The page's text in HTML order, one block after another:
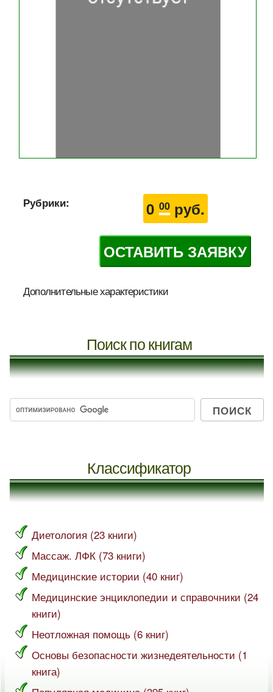
0 00руб.
ОСТАВИТЬ ЗАЯВКУ
Рубрики:
Дополнительные характеристики
Поиск по книгам
Классификатор
Диетология (23 книги)
Массаж. ЛФК (73 книги)
Медицинские истории (40 книг)
Медицинские энциклопедии и справочники (24
книги)
Неотложная помощь (6 книг)
Основы безопасности жизнедеятельности (1
книга)